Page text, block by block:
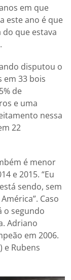
em que
este ano é que
que estava
disputou o
em 33 bois
de
e uma
nessa
22
é menor
e 2015. “Eu
sendo, sem
Caso
o segundo
Adriano
em 2006.
e Rubens